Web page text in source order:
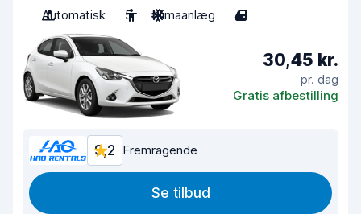
Automatisk
5 Klimaanlæg 4
30,45 kr.
pr. dag
Gratis afbestilling
9,2 Fremragende
Se tilbud